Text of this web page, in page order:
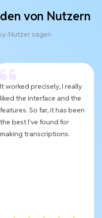
von Nutzern
Nutzer sagen
It worked precisely, I really
liked the interface and the
features. So far, it has been
the best I've found for
making transcriptions.